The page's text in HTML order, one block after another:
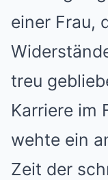
einer Frau,
treu
Karriere im
wehte ein
Zeit der